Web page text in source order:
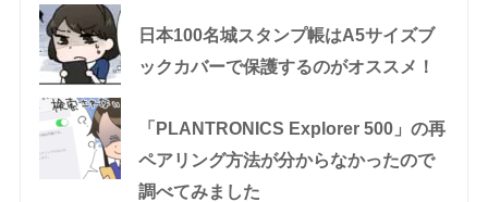
日本100名城スタンプ帳はA5サイズブ
ックカバーで保護するのがオススメ！
「PLANTRONICS Explorer 500」の再
ペアリング方法が分からなかったので
調べてみました